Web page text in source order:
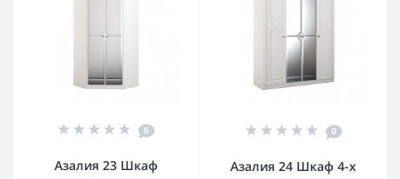
0
Азалия 23 Шкаф
0
Азалия 24 Шкаф 4-х